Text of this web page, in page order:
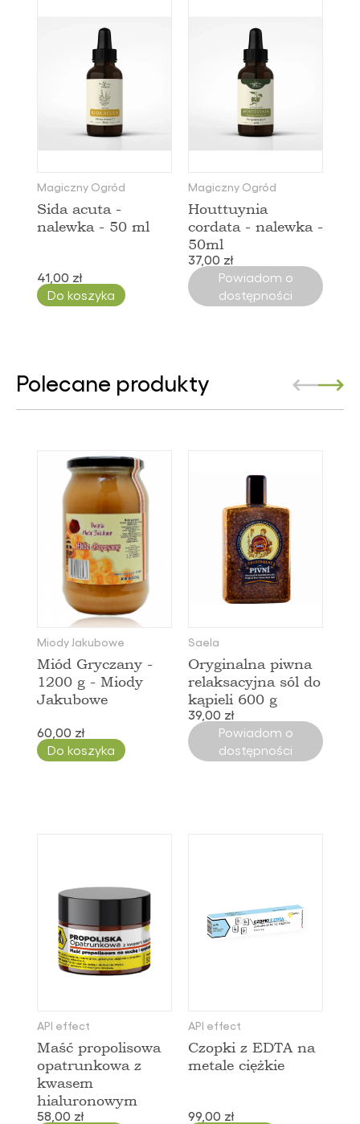
Magiczny Ogród
Sida acuta -
nalewka - 50 ml
41,00 zł
Do koszyka
Magiczny Ogród
Houttuynia
cordata - nalewka -
50ml
37,00 zł
Powiadom o
dostępności
Polecane produkty
Miody Jakubowe
Miód Gryczany -
1200 g - Miody
Jakubowe
60,00 zł
Do koszyka
Saela
Oryginalna piwna
relaksacyjna sól do
kąpieli 600 g
39,00 zł
Powiadom o
dostępności
API effect
Maść propolisowa
opatrunkowa z
kwasem
hialuronowym
58,00 zł
API effect
Czopki z EDTA na
metale ciężkie
99,00 zł